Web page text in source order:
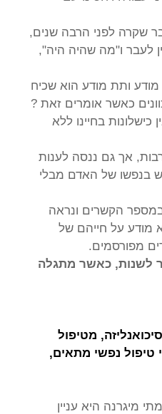
שקרה לפני הרבה שנים,
לעבר ו"מה שהיה היה",
ותת מודע הוא שכיח
כאשר אומרים זאת ?
כישלונות בחיינו ללא
אך גם ננסה לענות
בנפשו של האדם מבלי
הקשרים ונראה
מודע על חייהם של
מפורסמים.
לשנות, כאשר מתגלה
מטיפול
טיפול נפשי מתאים,
מתי מיגרנה היא עניין